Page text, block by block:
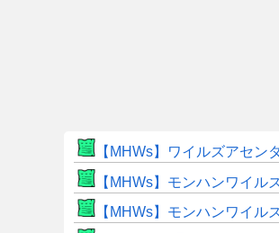
【MHWs】ワイルズアセン
【MHWs】モンハンワイル
【MHWs】モンハンワイル